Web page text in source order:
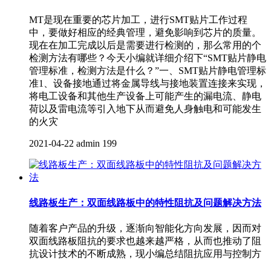
MT是现在重要的芯片加工，进行SMT贴片工作过程
中，要做好相应的经典管理，避免影响到芯片的质量。
现在在加工完成以后是需要进行检测的，那么常用的个
检测方法有哪些？今天小编就详细介绍下“SMT贴片静电
管理标准，检测方法是什么？”一、SMT贴片静电管理标
准1、设备接地通过将金属导线与接地装置连接来实现，
将电工设备和其他生产设备上可能产生的漏电流、静电
荷以及雷电流等引入地下从而避免人身触电和可能发生
的火灾
2021-04-22 admin 199
线路板生产：双面线路板中的特性阻抗及问题解决方法
随着客户产品的升级，逐渐向智能化方向发展，因而对
双面线路板阻抗的要求也越来越严格，从而也推动了阻
抗设计技术的不断成熟，现小编总结阻抗应用与控制方